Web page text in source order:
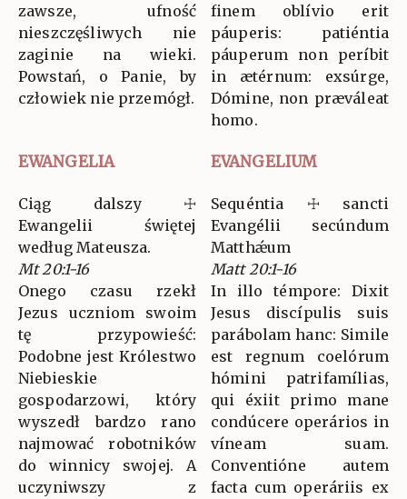
zawsze, ufność
nieszczęśliwych nie
zaginie na wieki.
Powstań, o Panie, by
człowiek nie przemógł.
finem oblívio erit
páuperis: patiéntia
páuperum non períbit
in ætérnum: exsúrge,
Dómine, non præváleat
homo.
EWANGELIA EVANGELIUM
Ciąg dalszy ☩
Ewangelii świętej
według Mateusza.
Mt 20:1-16
Onego czasu rzekł
Jezus uczniom swoim
tę przypowieść:
Podobne jest Królestwo
Niebieskie
gospodarzowi, który
wyszedł bardzo rano
najmować robotników
do winnicy swojej. A
uczyniwszy z
Sequéntia ☩ sancti
Evangélii secúndum
Matthǽum
Matt 20:1-16
In illo témpore: Dixit
Jesus discípulis suis
parábolam hanc: Simile
est regnum coelórum
hómini patrifamílias,
qui éxiit primo mane
condúcere operários in
víneam suam.
Conventióne autem
facta cum operáriis ex